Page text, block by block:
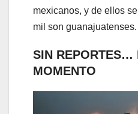
mexicanos, y de ellos
mil son guanajuatenses.
SIN REPORTES…
MOMENTO